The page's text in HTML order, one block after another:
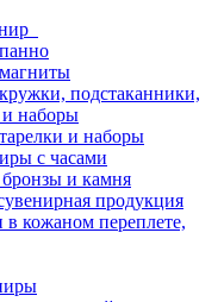
подстаканники,
наборы
и наборы
с часами
и камня
продукция
кожаном переплете,